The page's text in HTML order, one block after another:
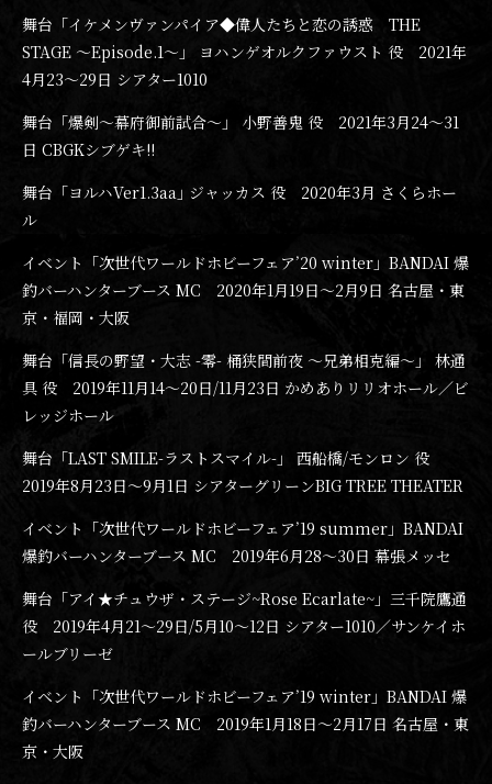
舞台「イケメンヴァンパイア◆偉人たちと恋の誘惑 THE
STAGE ～Episode.1～」 ヨハンゲオルクファウスト 役 2021年
4月23〜29日 シアター1010
舞台「爆剣〜幕府御前試合〜」 小野善鬼 役 2021年3月24〜31
日 CBGKシブゲキ!!
舞台「ヨルハVer1.3aa｣ ジャッカス 役 2020年3月 さくらホー
ル
イベント「次世代ワールドホビーフェア’20 winter」BANDAI 爆
釣バーハンターブース MC 2020年1月19日〜2月9日 名古屋・東
京・福岡・大阪
舞台「信長の野望・大志 -零- 桶狭間前夜 ～兄弟相克編～」 林通
具 役 2019年11月14〜20日/11月23日 かめありリリオホール／ビ
レッジホール
舞台「LAST SMILE-ラストスマイル-」 西船橋/モンロン 役
2019年8月23日〜9月1日 シアターグリーンBIG TREE THEATER
イベント「次世代ワールドホビーフェア’19 summer」BANDAI
爆釣バーハンターブース MC 2019年6月28〜30日 幕張メッセ
舞台「アイ★チュウザ・ステージ~Rose Ecarlate~」三千院鷹通
役 2019年4月21〜29日/5月10〜12日 シアター1010／サンケイホ
ールブリーゼ
イベント「次世代ワールドホビーフェア’19 winter」BANDAI 爆
釣バーハンターブース MC 2019年1月18日〜2月17日 名古屋・東
京・大阪